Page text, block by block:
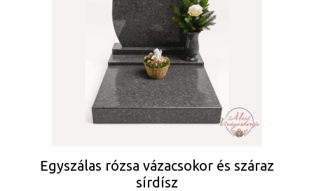
Egyszálas rózsa vázacsokor és száraz
sírdísz